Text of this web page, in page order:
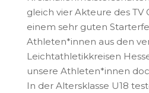
gleich vier Akteure des TV
einem sehr guten
Athleten*innen aus den
Leichtathletikkreisen
unsere Athleten*innen
In der Altersklasse U18